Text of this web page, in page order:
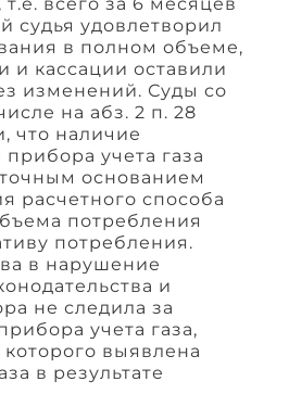
всего за 6 месяцев
судья удовлетворил
в полном объеме,
и кассации оставили
изменений. Суды со
на абз. 2 п. 28
что наличие
учета газа
основанием
расчетного способа
потребления
потребления.
в нарушение
и
не следила за
учета газа,
выявлена
в результате